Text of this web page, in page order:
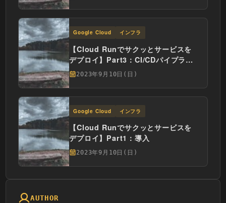
Google Cloud インフラ
【Cloud Runでサクッとサービスを
デプロイ】Part3：CI/CDパイプライ
ン構築
2023年9月10日(日)
Google Cloud インフラ
【Cloud Runでサクッとサービスを
デプロイ】Part1：導入
2023年9月10日(日)
AUTHOR